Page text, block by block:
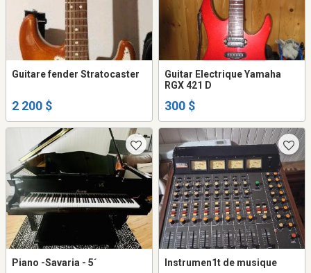
Guitare fender Stratocaster
2 200 $
Guitar Electrique Yamaha
RGX 421 D
300 $
Piano -Savaria - 5´ Instrumen1t de musique